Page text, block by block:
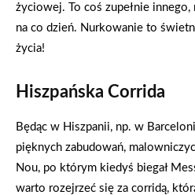
życiowej. To coś zupełnie
na co dzień. Nurkowanie to
życia!
Hiszpańska Corrida
Będąc w Hiszpanii, np. w
pięknych zabudowań,
Nou, po którym kiedyś biegał
warto rozejrzeć się za corridą,